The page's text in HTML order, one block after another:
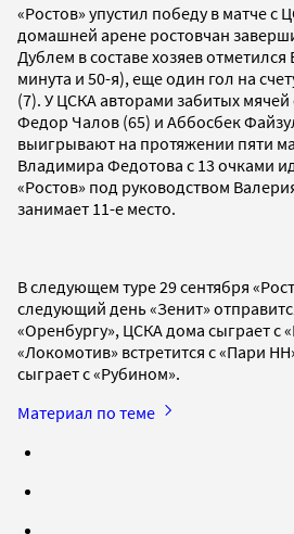
«Ростов» упустил победу в матче с
домашней арене ростовчан
Дублем в составе хозяев отметился
минута и 50-я), еще один гол на
(7). У ЦСКА авторами забитых мячей
Федор Чалов (65) и Аббосбек
выигрывают на протяжении пяти
Владимира Федотова с 13 очками
«Ростов» под руководством
занимает 11-е место.
В следующем туре 29 сентября
следующий день «Зенит»
«Оренбургу», ЦСКА дома сыграет с
«Локомотив» встретится с «Пари
сыграет с «Рубином».
Материал по теме